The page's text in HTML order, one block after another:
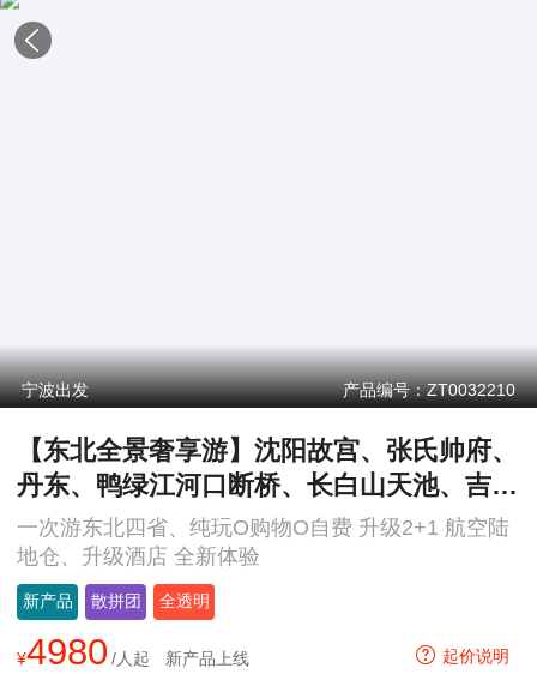
宁波出发 产品编号：ZT0032210
【东北全景奢享游】沈阳故宫、张氏帅府、
丹东、鸭绿江河口断桥、长白山天池、吉
林、长春伪皇宫、扎龙-呼伦贝尔草原、哈
尔滨双飞13日游
一次游东北四省、纯玩O购物O自费 升级2+1 航空陆
地仓、升级酒店 全新体验
新产品 散拼团 全透明
¥4980 /人起 新产品上线 起价说明